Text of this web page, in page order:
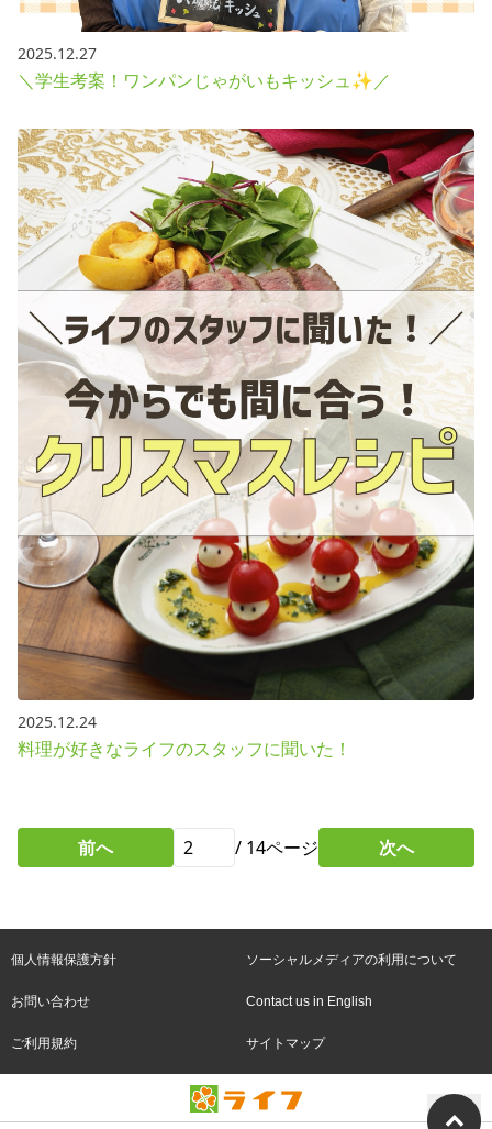
2025.12.27
＼学生考案！ワンパンじゃがいもキッシュ✨／
2025.12.24
料理が好きなライフのスタッフに聞いた！
前へ / 14ページ 次へ
個人情報保護方針 ソーシャルメディアの利用について
お問い合わせ Contact us in English
ご利用規約 サイトマップ